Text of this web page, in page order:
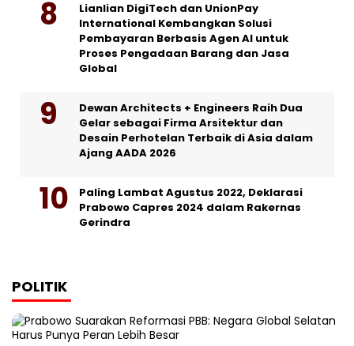
Lianlian DigiTech dan UnionPay
International Kembangkan Solusi
Pembayaran Berbasis Agen AI untuk
Proses Pengadaan Barang dan Jasa
Global
Dewan Architects + Engineers Raih Dua
Gelar sebagai Firma Arsitektur dan
Desain Perhotelan Terbaik di Asia dalam
Ajang AADA 2026
Paling Lambat Agustus 2022, Deklarasi
Prabowo Capres 2024 dalam Rakernas
Gerindra
POLITIK